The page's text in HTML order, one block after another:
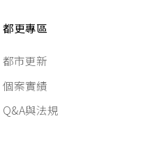
都更專區
都市更新
個案實績
Q&A與法規